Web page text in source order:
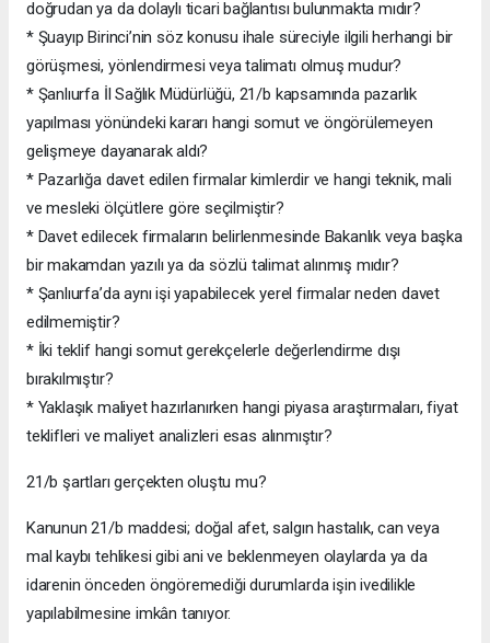
doğrudan ya da dolaylı ticari bağlantısı bulunmakta mıdır?
* Şuayıp Birinci’nin söz konusu ihale süreciyle ilgili herhangi bir
görüşmesi, yönlendirmesi veya talimatı olmuş mudur?
* Şanlıurfa İl Sağlık Müdürlüğü, 21/b kapsamında pazarlık
yapılması yönündeki kararı hangi somut ve öngörülemeyen
gelişmeye dayanarak aldı?
* Pazarlığa davet edilen firmalar kimlerdir ve hangi teknik, mali
ve mesleki ölçütlere göre seçilmiştir?
* Davet edilecek firmaların belirlenmesinde Bakanlık veya başka
bir makamdan yazılı ya da sözlü talimat alınmış mıdır?
* Şanlıurfa’da aynı işi yapabilecek yerel firmalar neden davet
edilmemiştir?
* İki teklif hangi somut gerekçelerle değerlendirme dışı
bırakılmıştır?
* Yaklaşık maliyet hazırlanırken hangi piyasa araştırmaları, fiyat
teklifleri ve maliyet analizleri esas alınmıştır?
21/b şartları gerçekten oluştu mu?
Kanunun 21/b maddesi; doğal afet, salgın hastalık, can veya
mal kaybı tehlikesi gibi ani ve beklenmeyen olaylarda ya da
idarenin önceden öngöremediği durumlarda işin ivedilikle
yapılabilmesine imkân tanıyor.